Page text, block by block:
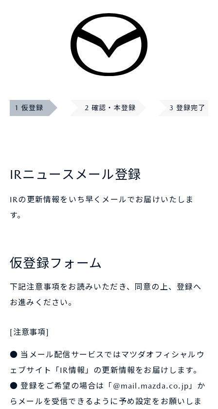
1 仮登録 2 確認・本登録 3 登録完了
IRニュースメール登録
IRの更新情報をいち早くメールでお届けいたしま
す。
仮登録フォーム
下記注意事項をお読みいただき、同意の上、登録へ
お進みください。
[注意事項]
● 当メール配信サービスではマツダオフィシャルウ
ェブサイト「IR情報」の更新情報をお届けします。
● 登録をご希望の場合は「@mail.mazda.co.jp」か
らメールを受信できるように予め設定をお願いしま